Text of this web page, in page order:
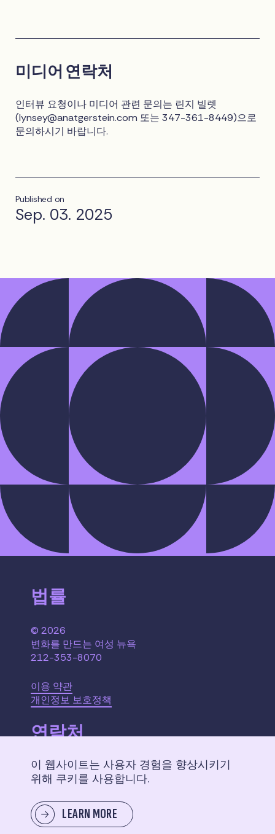
미디어 연락처
인터뷰 요청이나 미디어 관련 문의는 린지 빌렛
(lynsey@anatgerstein.com 또는 347-361-8449)으로
문의하시기 바랍니다.
Published on
Sep. 03. 2025
법률
© 2026
변화를 만드는 여성 뉴욕
212-353-8070
이용 약관
개인정보 보호정책
연락처
110 W. 40th Street,
Suite 2207
메시지 보내기
이 웹사이트는 사용자 경험을 향상시키기
위해 쿠키를 사용합니다.
LEARN MORE